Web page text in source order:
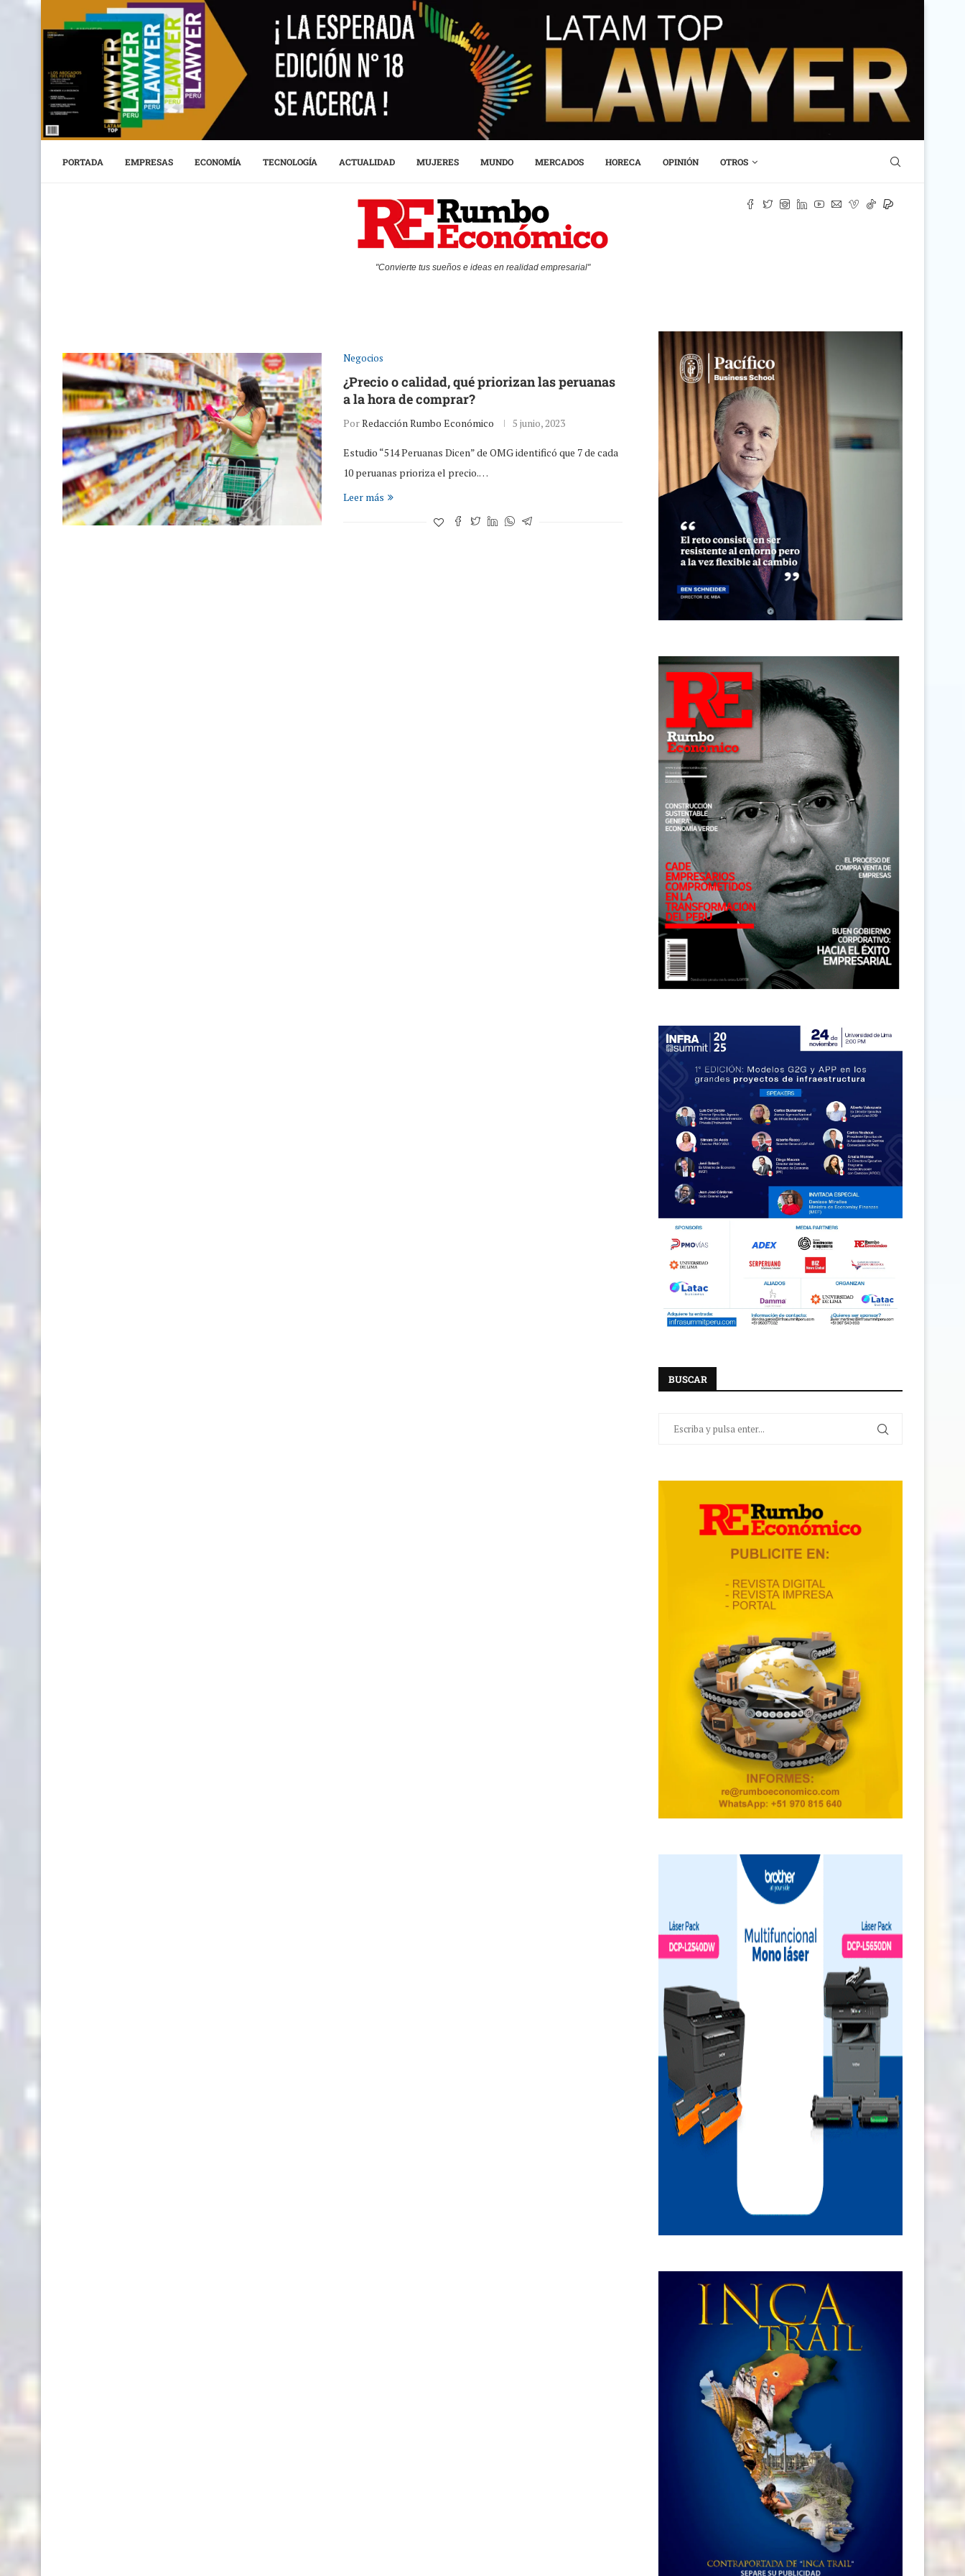
PORTADA EMPRESAS ECONOMÍA TECNOLOGÍA ACTUALIDAD MUJERES MUNDO MERCADOS HORECA OPINIÓN OTROS
"Convierte tus sueños e ideas en realidad empresarial"
Negocios
¿Precio o calidad, qué priorizan las peruanas
a la hora de comprar?
PorRedacción Rumbo Económico 5 junio, 2023
Estudio “514 Peruanas Dicen” de OMG identificó que 7 de cada
10 peruanas prioriza el precio.…
Leer más
BUSCAR